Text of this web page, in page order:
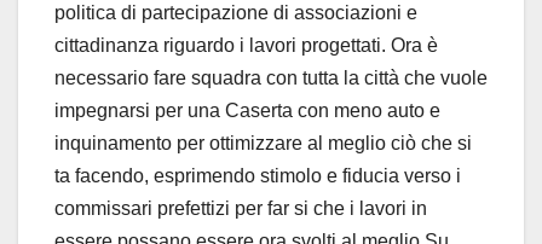
politica di partecipazione di associazioni e
cittadinanza riguardo i lavori progettati. Ora è
necessario fare squadra con tutta la città che vuole
impegnarsi per una Caserta con meno auto e
inquinamento per ottimizzare al meglio ciò che si
ta facendo, esprimendo stimolo e fiducia verso i
commissari prefettizi per far si che i lavori in